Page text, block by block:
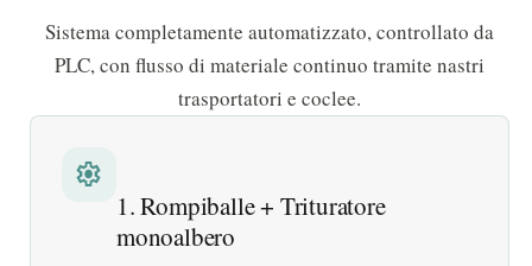
Sistema completamente automatizzato, controllato da
PLC, con flusso di materiale continuo tramite nastri
trasportatori e coclee.
settings
1. Rompiballe + Trituratore
monoalbero